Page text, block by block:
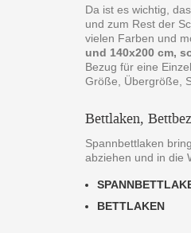
Da ist es wichtig,
und zum Rest der
vielen Farben und
und 140x200 cm,
Bezug für eine
Größe, Übergröße,
Bettlaken,
Spannbettlaken
abziehen und in die
BETTLAKEN